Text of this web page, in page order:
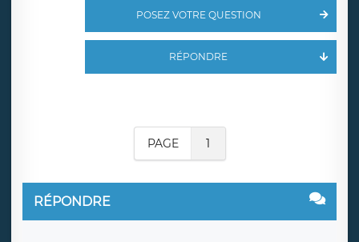
POSEZ VOTRE QUESTION
RÉPONDRE
PAGE 1
RÉPONDRE